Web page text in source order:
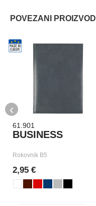
POVEZANI PROIZVODI
61.901
BUSINESS
Rokovnik B5
2,95 €
‹